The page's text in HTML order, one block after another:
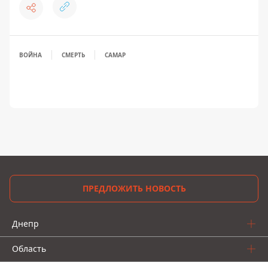
ВОЙНА СМЕРТЬ САМАР
ПРЕДЛОЖИТЬ НОВОСТЬ
Днепр
Область